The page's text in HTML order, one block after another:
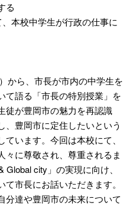
る
本校中学生が行政の仕事に
から、市長が市内の中学生を
て語る「市長の特別授業」を
徒が豊岡市の魅力を再認識
、豊岡市に定住したいという
います。今回は本校にて、
々に尊敬され、尊重されるま
city」の実現に向け、
市長にお話いただきます。
分達や豊岡市の未来について